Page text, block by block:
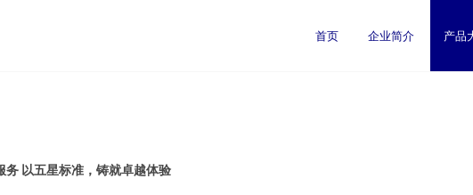
首页 企业简介 产品
务 以五星标准，铸就卓越体验